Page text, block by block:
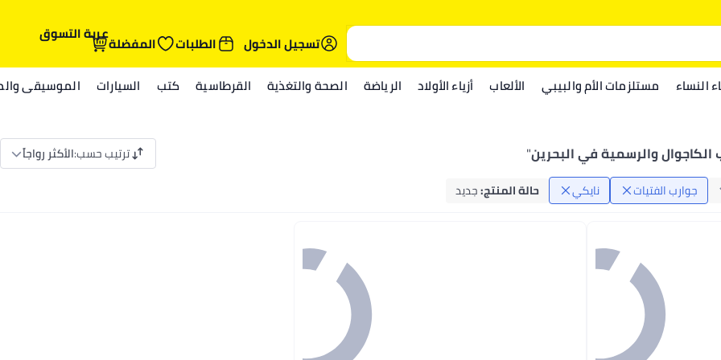
تسجيل الدخول
الطلبات المفضلةعربة التسوق
النساء مستلزمات الأم والبيبي الألعاب أزياء الأولاد الرياضة الصحة والتغذية القرطاسية كتب السيارات الموسيقى
الكاجوال والرسمية في البحرين" ترتيب حسب:الأكثر رواجاً
جوارب الفتيات نايكي حالة المنتج:جديد